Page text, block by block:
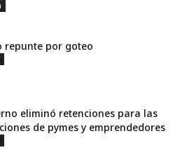
repunte por goteo
eliminó retenciones para las
de pymes y emprendedores